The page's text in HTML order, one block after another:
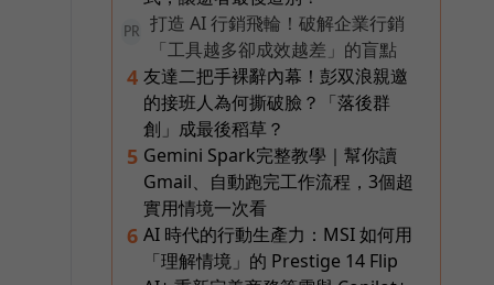
PR
打造 AI 行銷飛輪！破解企業行銷
「工具越多卻成效越差」的盲點
4 友達二把手裸辭內幕！彭双浪親邀
的接班人為何撕破臉？「落後群
創」成最後稻草？
5 Gemini Spark完整教學｜幫你讀
Gmail、自動跑完工作流程，3個超
實用情境一次看
6 AI 時代的行動生產力：MSI 如何用
「理解情境」的 Prestige 14 Flip